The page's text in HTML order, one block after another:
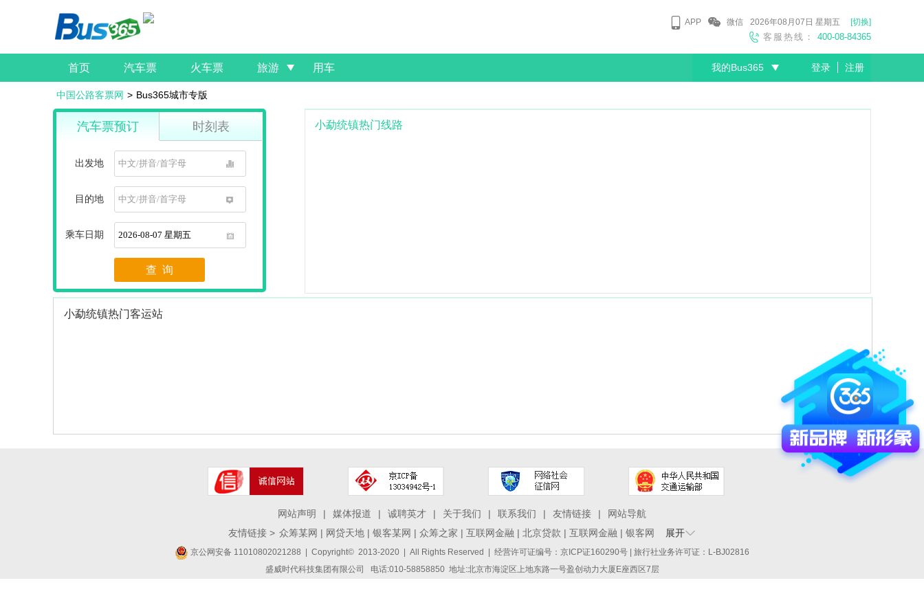
APP 微信 2026年08月07日 星期五 [切换]
客服热线： 400-08-84365
首页 汽车票 火车票 旅游 用车 我的Bus365 登录 注册
中国公路客票网 > Bus365城市专版
汽车票预订 时刻表
出发地
目的地
1
乘车日期
1
查 询
小勐统镇热门线路
小勐统镇热门客运站
网站声明 | 媒体报道 | 诚聘英才 | 关于我们 | 联系我们 | 友情链接 |
网站导航
友情链接 > 众筹某网 | 网贷天地 | 银客某网 | 众筹之家 | 互联网金融 | 北京贷款 | 互联网金融 | 银客网 展开
京公网安备 11010802021288 | Copyright© 2013-2020 | All Rights Reserved | 经营许可证编号：京ICP证160290号 | 旅行社业务许可证：L-BJ02816
盛威时代科技集团有限公司 电话:010-58858850 地址:北京市海淀区上地东路一号盈创动力大厦E座西区7层